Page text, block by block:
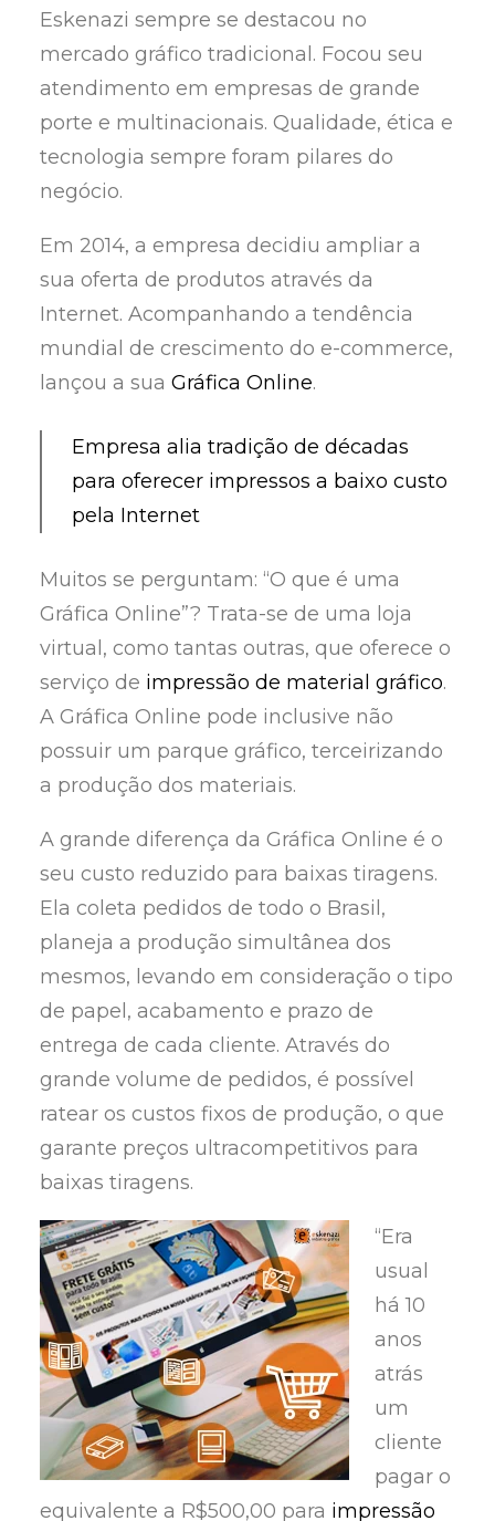
Eskenazi sempre se destacou no
mercado gráfico tradicional. Focou seu
atendimento em empresas de grande
porte e multinacionais. Qualidade, ética e
tecnologia sempre foram pilares do
negócio.
Em 2014, a empresa decidiu ampliar a
sua oferta de produtos através da
Internet. Acompanhando a tendência
mundial de crescimento do e-commerce,
lançou a sua Gráfica Online.
Empresa alia tradição de décadas
para oferecer impressos a baixo custo
pela Internet
Muitos se perguntam: “O que é uma
Gráfica Online”? Trata-se de uma loja
virtual, como tantas outras, que oferece o
serviço de impressão de material gráfico.
A Gráfica Online pode inclusive não
possuir um parque gráfico, terceirizando
a produção dos materiais.
A grande diferença da Gráfica Online é o
seu custo reduzido para baixas tiragens.
Ela coleta pedidos de todo o Brasil,
planeja a produção simultânea dos
mesmos, levando em consideração o tipo
de papel, acabamento e prazo de
entrega de cada cliente. Através do
grande volume de pedidos, é possível
ratear os custos fixos de produção, o que
garante preços ultracompetitivos para
baixas tiragens.
“Era
usual
há 10
anos
atrás
um
cliente
pagar o
equivalente a R$500,00 para impressão